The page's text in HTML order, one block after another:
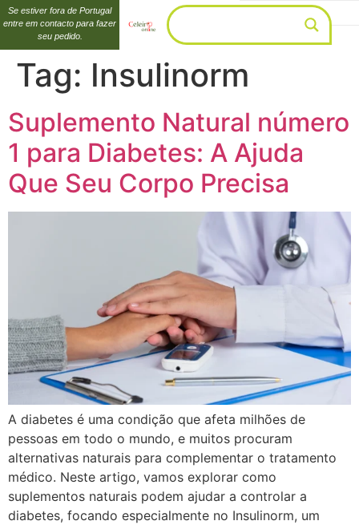
Se estiver fora de Portugal
entre em contacto para fazer
seu pedido.
Tag: Insulinorm
Suplemento Natural número
1 para Diabetes: A Ajuda
Que Seu Corpo Precisa
A diabetes é uma condição que afeta milhões de
pessoas em todo o mundo, e muitos procuram
alternativas naturais para complementar o tratamento
médico. Neste artigo, vamos explorar como
suplementos naturais podem ajudar a controlar a
diabetes, focando especialmente no Insulinorm, um